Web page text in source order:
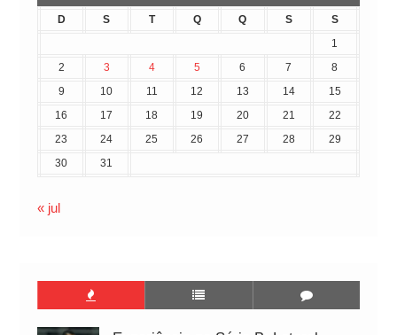
D S T Q Q S
S
1
2
3 4 5 6 7
8
9
10 11 12 13 14
15
16
17 18 19 20 21
22
23
24 25 26 27 28
29
30
31
« jul